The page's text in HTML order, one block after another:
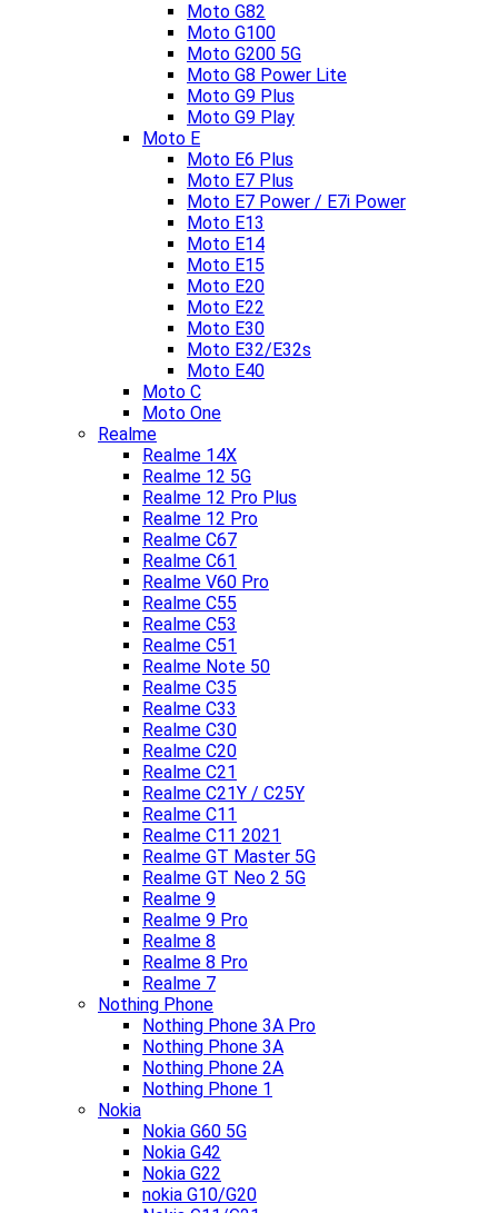
Moto G82
Moto G100
Moto G200 5G
Moto G8 Power Lite
Moto G9 Plus
Moto G9 Play
Moto E
Moto E6 Plus
Moto E7 Plus
Moto E7 Power / E7i Power
Moto E13
Moto E14
Moto E15
Moto E20
Moto E22
Moto E30
Moto E32/E32s
Moto E40
Moto C
Moto One
Realme
Realme 14X
Realme 12 5G
Realme 12 Pro Plus
Realme 12 Pro
Realme C67
Realme C61
Realme V60 Pro
Realme C55
Realme C53
Realme C51
Realme Note 50
Realme C35
Realme C33
Realme C30
Realme C20
Realme C21
Realme C21Y / C25Y
Realme C11
Realme C11 2021
Realme GT Master 5G
Realme GT Neo 2 5G
Realme 9
Realme 9 Pro
Realme 8
Realme 8 Pro
Realme 7
Nothing Phone
Nothing Phone 3A Pro
Nothing Phone 3A
Nothing Phone 2A
Nothing Phone 1
Nokia
Nokia G60 5G
Nokia G42
Nokia G22
nokia G10/G20